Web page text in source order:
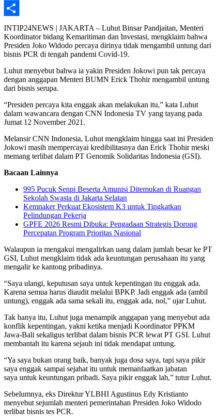
Telegram
Share
INTIP24NEWS | JAKARTA – Luhut Binsar Pandjaitan, Menteri
Koordinator bidang Kemaritiman dan Investasi, mengklaim bahwa
Presiden Joko Widodo percaya dirinya tidak mengambil untung dari
bisnis PCR di tengah pandemi Covid-19.
Luhut menyebut bahwa ia yakin Presiden Jokowi pun tak percaya
dengan anggapan Menteri BUMN Erick Thohir mengambil untung
dari bisnis serupa.
“Presiden percaya kita enggak akan melakukan itu,” kata Luhut
dalam wawancara dengan CNN Indonesia TV yang tayang pada
Jumat 12 November 2021.
Melansir CNN Indonesia, Luhut mengklaim hingga saat ini Presiden
Jokowi masih mempercayai kredibilitasnya dan Erick Thohir meski
memang terlibat dalam PT Genomik Solidaritas Indonesia (GSI).
Bacaan Lainnya
995 Pucuk Senpi Beserta Amunisi Ditemukan di Ruangan
Sekolah Swasta di Jakarta Selatan
Kemnaker Perkuat Ekosistem K3 untuk Tingkatkan
Pelindungan Pekerja
GPFE 2026 Resmi Dibuka: Pengadaan Strategis Dorong
Percepatan Program Prioritas Nasional
Walaupun ia mengakui mengalirkan uang dalam jumlah besar ke PT
GSI, Luhut mengklaim tidak ada keuntungan perusahaan itu yang
mengalir ke kantong pribadinya.
“Saya ulangi, keputusan saya untuk kepentingan itu enggak ada.
Karena semua harus diaudit melalui BPKP. Jadi enggak ada (ambil
untung), enggak ada sama sekali itu, enggak ada, nol,” ujar Luhut.
Tak hanya itu, Luhut juga menampik anggapan yang menyebut ada
konflik kepentingan, yakni ketika menjadi Koordinator PPKM
Jawa-Bali sekaligus terlibat dalam bisnis PCR lewat PT GSI. Luhut
membantah itu karena sejauh ini tidak mendapat untung.
“Ya saya bukan orang baik, banyak juga dosa saya, tapi saya pikir
saya enggak sampai sejahat itu untuk memanfaatkan jabatan
saya untuk keuntungan pribadi. Saya pikir enggak lah,” tutur Luhut.
Sebelumnya, eks Direktur YLBHI Agustinus Edy Kristianto
menyebut sejumlah menteri pemerintahan Presiden Joko Widodo
terlibat bisnis tes PCR.